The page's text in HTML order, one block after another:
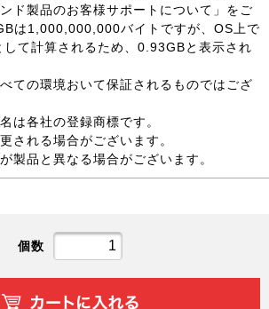
ド製品のお客様サポートについて」をご
は1,000,000,000バイトですが、OS上で
て計算されるため、0.93GBと表示され
ての環境おいて保証されるものではござ
は各社の登録商標です。
される場合がございます。
製品と異なる場合がございます。
個数